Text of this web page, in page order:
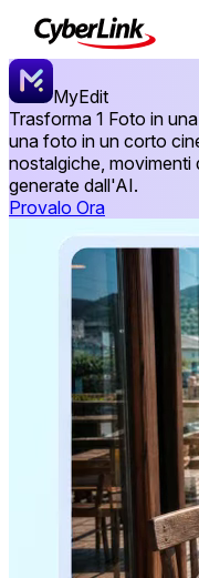
MyEdit
Trasforma 1 Foto in
una foto in un corto
nostalgiche,
generate dall'AI.
Provalo Ora